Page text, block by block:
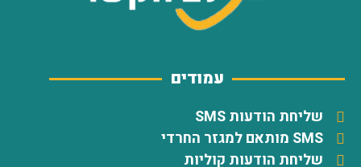
עמודים
שליחת הודעות SMS
SMS מותאם למגזר החרדי
שליחת הודעות קוליות